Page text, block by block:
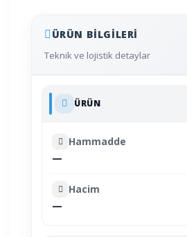
ÜRÜN BILGILERI
Teknik ve lojistik detaylar
ÜRÜN
Hammadde
—
Hacim
—